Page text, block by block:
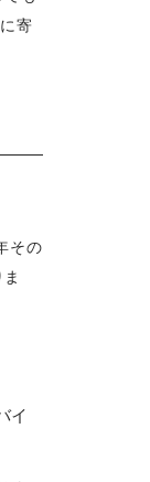
寄
その
イ